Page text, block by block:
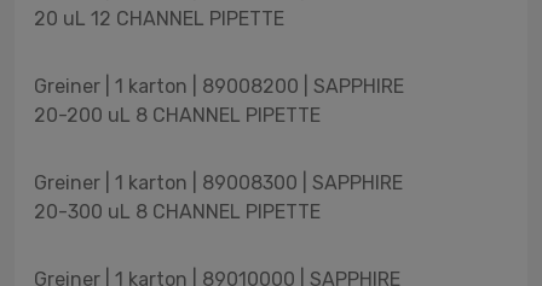
20 uL 12 CHANNEL PIPETTE
Greiner | 1 karton | 89008200 | SAPPHIRE
20-200 uL 8 CHANNEL PIPETTE
Greiner | 1 karton | 89008300 | SAPPHIRE
20-300 uL 8 CHANNEL PIPETTE
Greiner | 1 karton | 89010000 | SAPPHIRE